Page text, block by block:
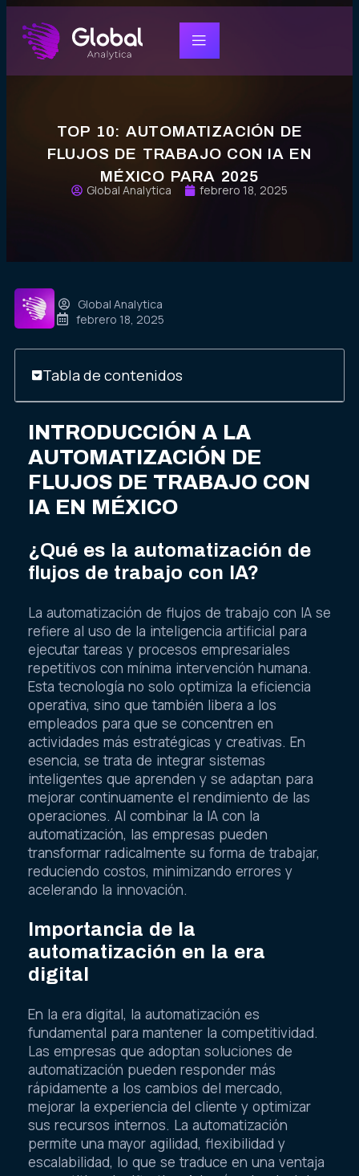
TOP 10: AUTOMATIZACIÓN DE
FLUJOS DE TRABAJO CON IA EN
MÉXICO PARA 2025
Global Analytica febrero 18, 2025
Global Analytica
febrero 18, 2025
Tabla de contenidos
INTRODUCCIÓN A LA
AUTOMATIZACIÓN DE
FLUJOS DE TRABAJO CON
IA EN MÉXICO
¿Qué es la automatización de
flujos de trabajo con IA?
La automatización de flujos de trabajo con IA se
refiere al uso de la inteligencia artificial para
ejecutar tareas y procesos empresariales
repetitivos con mínima intervención humana.
Esta tecnología no solo optimiza la eficiencia
operativa, sino que también libera a los
empleados para que se concentren en
actividades más estratégicas y creativas. En
esencia, se trata de integrar sistemas
inteligentes que aprenden y se adaptan para
mejorar continuamente el rendimiento de las
operaciones. Al combinar la IA con la
automatización, las empresas pueden
transformar radicalmente su forma de trabajar,
reduciendo costos, minimizando errores y
acelerando la innovación.
Importancia de la
automatización en la era
digital
En la era digital, la automatización es
fundamental para mantener la competitividad.
Las empresas que adoptan soluciones de
automatización pueden responder más
rápidamente a los cambios del mercado,
mejorar la experiencia del cliente y optimizar
sus recursos internos. La automatización
permite una mayor agilidad, flexibilidad y
escalabilidad, lo que se traduce en una ventaja